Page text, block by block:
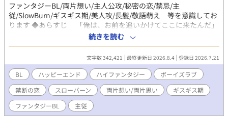
ファンタジーBL/両片想い/主人公攻/秘密の恋/禁忌/主
従/SlowBurn/ギスギス期/美人攻/長髪/敬語萌え 等を意識してお
ります ◆あらすじ 「俺は、お前を追いかけてここに来たんだ」
黒が神色とされる国、エル・クーツ。 神託により皇王（ザバ
ド）に選ばれた青年カリスは、六年の学院生活を経て、ついに聖
都カルディアへ足を踏み入れる。 神の依代であるザバドとなっ
てから、もう誰にその名を呼ばれることもない。 家族も、自由
も、夢もない。 多くのものをあきらめてここへ来た。 でも
──ジウにだけはまた会いたい。 カリスの初恋の相手であるジ
ウは、この国で禁忌とされる銀髪をしていた。 聖都での再会は
叶ったものの、宮廷侍従長（ラブサリス）となっていたジウはカ
リスを冷たく突き放す。 ザバドに触れることができるのは側近
続きを読む
文字数 342,421 最終更新日 2026.8.4 登録日 2026.7.21
BL ハッピーエンド ハイファンタジー
ボーイズラブ
禁断の恋
スローバーン 両片想い/両片思い
ギスギス期
ファンタジーBL
主従